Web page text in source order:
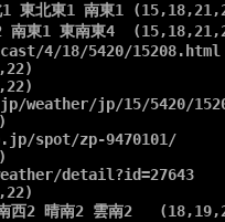
東北東1 南東1
南東1 東南東4
4/18/5420/15208.html
weather/jp/15/5420/
spot/zp-9470101/
detail?id=27643
西2 晴南2 雲南2